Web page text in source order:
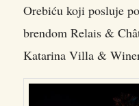
Orebiću koji posluje
brendom Relais &
Katarina Villa &